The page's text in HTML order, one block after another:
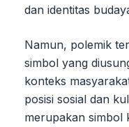
dan identitas
Namun, polemik
simbol yang
konteks
posisi sosial dan
merupakan simbol